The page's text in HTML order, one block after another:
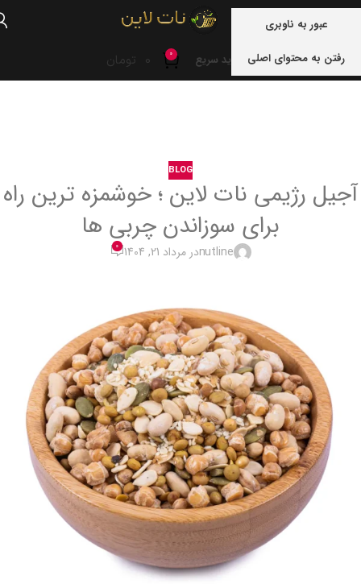
عبور به ناوبری
رفتن به محتوای اصلی
خرید سریع 0
0 تومان
BLOG
آجیل رژیمی نات لاین ؛ خوشمزه ترین راه
برای سوزاندن چربی ها
nutlineدر مرداد 21, 1404 0